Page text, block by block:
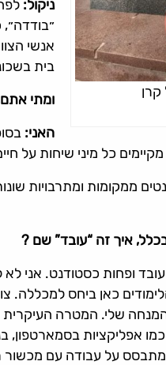
קרן
ניקול:
״בודדה״,
אנשי
בית בשכונה בשם
ומתי
האני:
מקיימים כל מיני שיחות
ממקומות ומתרבויות
איך זה “עובד” שם ?
ופחות כסטודנט. אני
כאן ביחס
שלי. המטרה
אפליקציות
על עבודה עם מכשור